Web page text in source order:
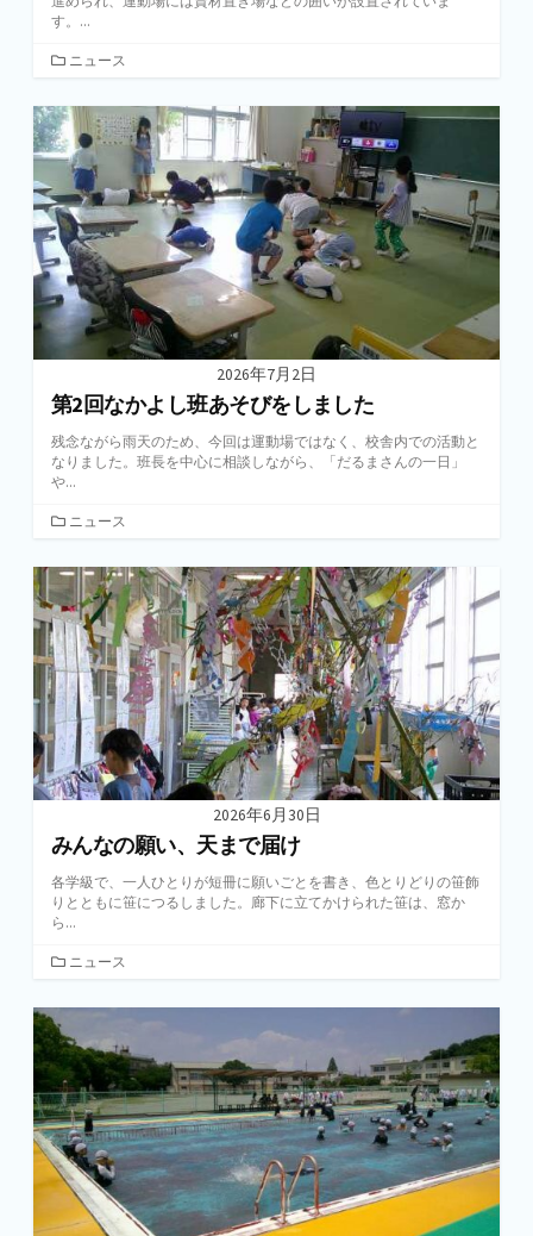
す。...
カ
ゴ
リ
ー
ニュース
2026年7月2日
第2回なかよし班あそびをしました
残念ながら雨天のため、今回は運動場ではなく、校舎内での活動と
なりました。班長を中心に相談しながら、「だるまさんの一日」
や...
カ
ゴ
リ
ー
ニュース
2026年6月30日
みんなの願い、天まで届け
各学級で、一人ひとりが短冊に願いごとを書き、色とりどりの笹飾
りとともに笹につるしました。廊下に立てかけられた笹は、窓か
ら...
カ
ゴ
ー
ニュース